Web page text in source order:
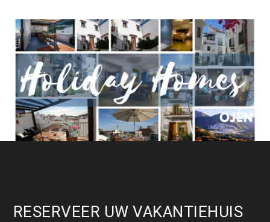
RESERVEER UW VAKANTIEHUIS